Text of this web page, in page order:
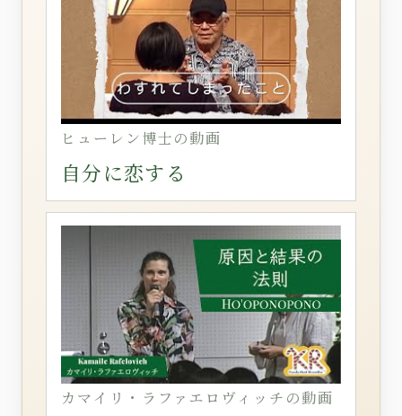
ヒューレン博士の動画
自分に恋する
カマイリ・ラファエロヴィッチの動画